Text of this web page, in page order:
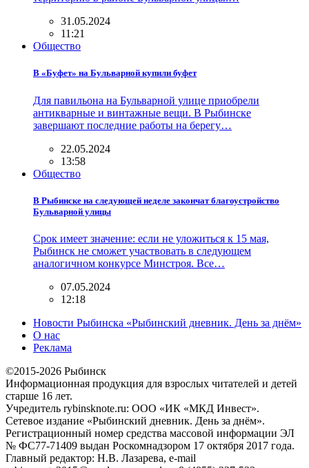
31.05.2024
11:21
Общество
В «Буфет» на Бульварной купили буфет
Для павильона на Бульварной улице приобрели
антикварные и винтажные вещи. В Рыбинске
завершают последние работы на берегу…
22.05.2024
13:58
Общество
В Рыбинске на следующей неделе закончат благоустройство
Бульварной улицы
Срок имеет значение: если не уложиться к 15 мая,
Рыбинск не сможет участвовать в следующем
аналогичном конкурсе Минстроя. Все…
07.05.2024
12:18
Новости Рыбинска «Рыбинский дневник. День за днём»
О нас
Реклама
©2015-2026 Рыбинск
Информационная продукция для взрослых читателей и детей
старше 16 лет.
Учредитель rybinsknote.ru: ООО «ИК «МКД Инвест».
Сетевое издание «Рыбинский дневник. День за днём».
Регистрационный номер средства массовой информации ЭЛ
№ ФС77-71409 выдан Роскомнадзором 17 октября 2017 года.
Главный редактор: Н.В. Лазарева, e-mail